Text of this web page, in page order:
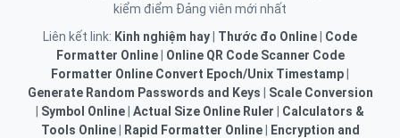
kiểm điểm Đảng viên mới nhất
Liên kết link: Kinh nghiệm hay Thước đo Online
Code
Formatter Online| Online QR Code Scanner Code
Formatter Online Convert Epoch/Unix Timestamp
Generate Random Passwords and Keys
Scale Conversion
Symbol Online Actual Size Online Ruler
Calculators &
Tools Online| Rapid Formatter Online| Encryption and